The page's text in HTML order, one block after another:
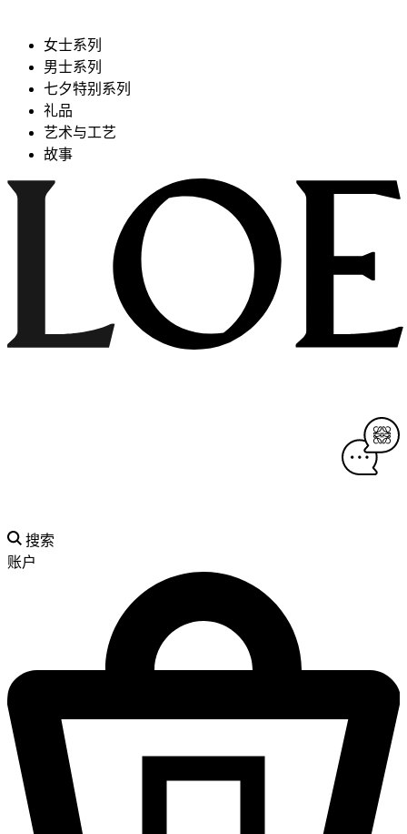
女士系列
男士系列
七夕特别系列
礼品
艺术与工艺
故事
搜索
账户